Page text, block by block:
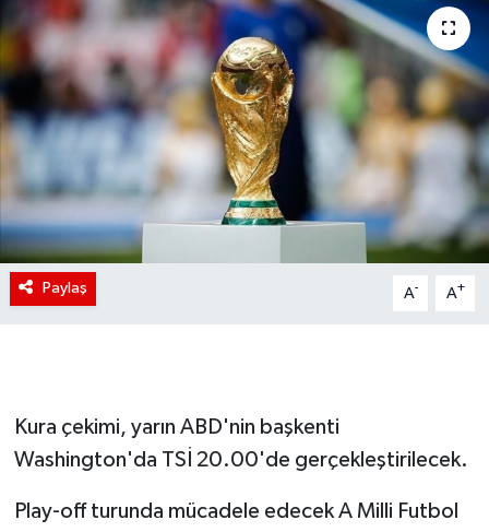
Paylaş A- A+
Kura çekimi, yarın ABD'nin başkenti
Washington'da TSİ 20.00'de gerçekleştirilecek.
Play-off turunda mücadele edecek A Milli Futbol